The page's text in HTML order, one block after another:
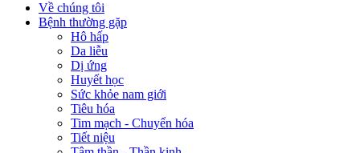
Về chúng tôi
Bệnh thường gặp
Hô hấp
Da liễu
Dị ứng
Huyết học
Sức khỏe nam giới
Tiêu hóa
Tim mạch - Chuyển hóa
Tiết niệu